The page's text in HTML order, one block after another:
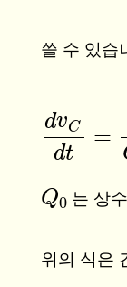
쓸 수 있습
dvC
dt
=
dvCd =1 C
Q0
Q0 는 상
위의 식은